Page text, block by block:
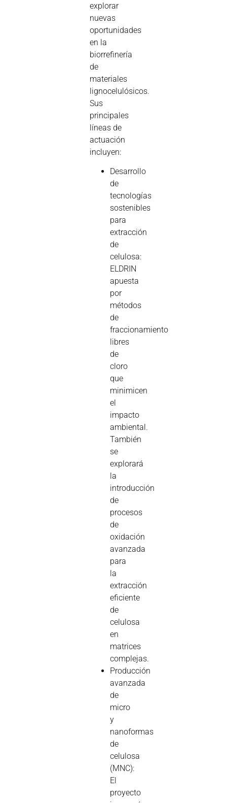
explorar
nuevas
oportunidades
en la
biorrefinería
de
materiales
lignocelulósicos.
Sus
principales
líneas de
actuación
incluyen:
Desarrollo
de
tecnologías
sostenibles
para
extracción
de
celulosa:
ELDRIN
apuesta
por
métodos
de
fraccionamiento
libres
de
cloro
que
minimicen
el
impacto
ambiental.
También
se
explorará
la
introducción
de
procesos
de
oxidación
avanzada
para
la
extracción
eficiente
de
celulosa
en
matrices
complejas.
Producción
avanzada
de
micro
y
nanoformas
de
celulosa
(MNC):
El
proyecto